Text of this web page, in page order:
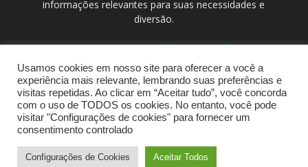
informações relevantes para suas necessidades e
diversão.
Contato:contato@odebateon.com.br /
comercia@odebateon.com.br
Usamos cookies em nosso site para oferecer a você a
experiência mais relevante, lembrando suas preferências e
visitas repetidas. Ao clicar em “Aceitar tudo”, você concorda
com o uso de TODOS os cookies. No entanto, você pode
visitar "Configurações de cookies" para fornecer um
consentimento controlado
Configurações de Cookies Aceitar Todos